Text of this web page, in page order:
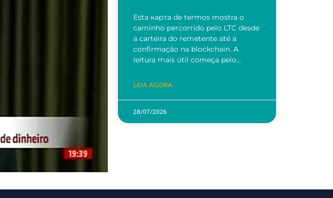
Esta карта de termos mostra o
caminho percorrido pelo LTC desde
a carteira do remetente até a
confirmação na blockchain. A
leitura mais útil começa pelo…
LEIA AGORA
28/07/2026